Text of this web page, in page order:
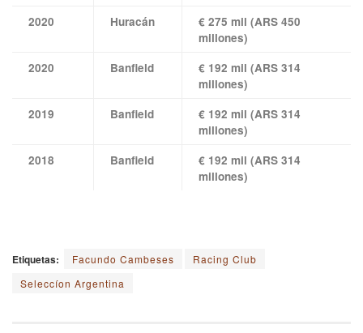
2020
Huracán
€ 275 mil (ARS 450
millones)
2020
Banfield
€ 192 mil (ARS 314
millones)
2019
Banfield
€ 192 mil (ARS 314
millones)
2018
Banfield
€ 192 mil (ARS 314
millones)
Etiquetas: Facundo Cambeses
Racing Club
Seleccíon Argentina